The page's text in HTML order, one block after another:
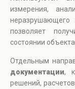
измерения,
неразрушающего
позволяет
состоянии
Отдельным
документации,
решений,